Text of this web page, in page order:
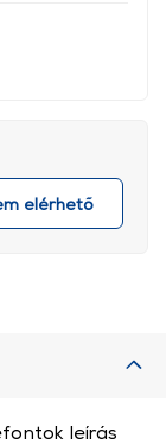
elérhető
leírás